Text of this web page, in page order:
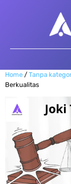
Home / Tanpa
Berkualitas